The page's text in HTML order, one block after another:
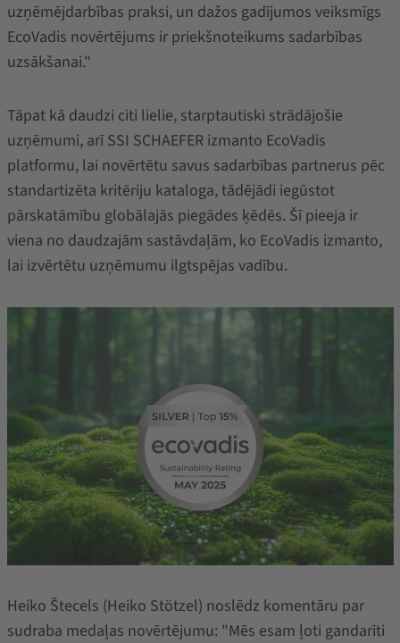
uzņēmējdarbības praksi, un dažos gadījumos veiksmīgs
EcoVadis novērtējums ir priekšnoteikums sadarbības
uzsākšanai."
Tāpat kā daudzi citi lielie, starptautiski strādājošie
uzņēmumi, arī SSI SCHAEFER izmanto EcoVadis
platformu, lai novērtētu savus sadarbības partnerus pēc
standartizēta kritēriju kataloga, tādējādi iegūstot
pārskatāmību globālajās piegādes ķēdēs. Šī pieeja ir
viena no daudzajām sastāvdaļām, ko EcoVadis izmanto,
lai izvērtētu uzņēmumu ilgtspējas vadību.
Heiko Štecels (Heiko Stötzel) noslēdz komentāru par
sudraba medaļas novērtējumu: "Mēs esam ļoti gandarīti